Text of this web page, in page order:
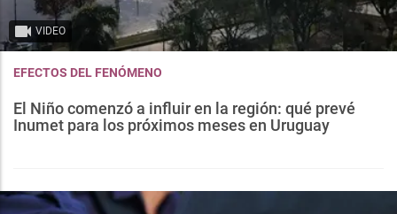
VIDEO
EFECTOS DEL FENÓMENO
El Niño comenzó a influir en la región: qué prevé
Inumet para los próximos meses en Uruguay